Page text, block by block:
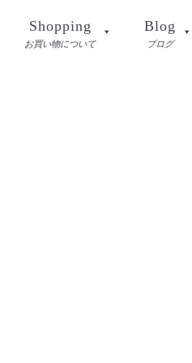
Shopping
お買い物について
Blog
ブログ